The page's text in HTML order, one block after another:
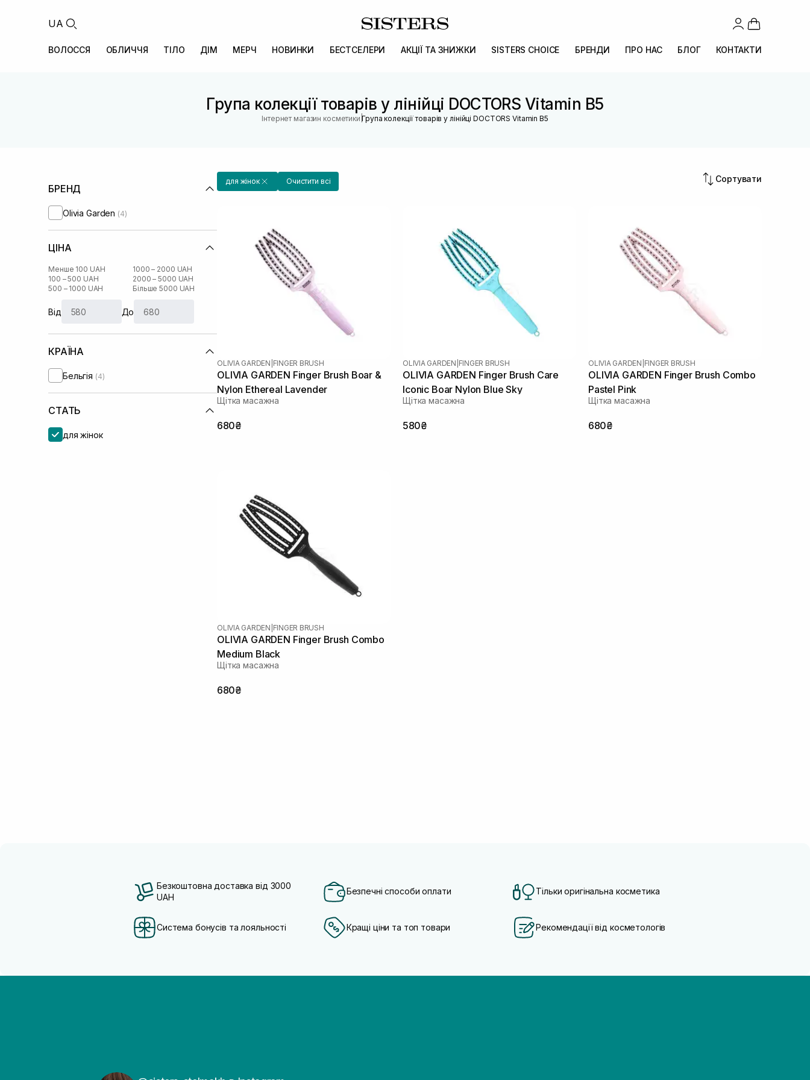
UA
ВОЛОССЯ ОБЛИЧЧЯ ТІЛО ДІМ МЕРЧ НОВИНКИ БЕСТСЕЛЕРИ АКЦІЇ ТА ЗНИЖКИ SISTERS CHOICE БРЕНДИ ПРО НАС БЛОГ КОНТАКТИ
Група колекції товарів у лінійці DOCTORS Vitamin B5
Інтернет магазин косметики |Група колекції товарів у лінійці DOCTORS Vitamin B5
БРЕНД
Olivia Garden (4)
ЦІНА
Менше 100 UAH
100 – 500 UAH
500 – 1000 UAH
1000 – 2000 UAH
2000 – 5000 UAH
Більше 5000 UAH
Від До
КРАЇНА
Бельгія (4)
СТАТЬ
для жінок
для жінок Очистити всі Сортувати
OLIVIA GARDEN FINGER BRUSH
OLIVIA GARDEN Finger Brush Boar &
Nylon Ethereal Lavender
Щітка масажна
680₴
OLIVIA GARDEN FINGER BRUSH
OLIVIA GARDEN Finger Brush Care
Iconic Boar Nylon Blue Sky
Щітка масажна
580₴
OLIVIA GARDEN FINGER BRUSH
OLIVIA GARDEN Finger Brush Combo
Pastel Pink
Щітка масажна
680₴
OLIVIA GARDEN FINGER BRUSH
OLIVIA GARDEN Finger Brush Combo
Medium Black
Щітка масажна
680₴
Безкоштовна доставка від 3000
UAH
Безпечні способи оплати Тільки оригінальна косметика
Система бонусів та лояльності Кращі ціни та топ товари Рекомендації від косметологів